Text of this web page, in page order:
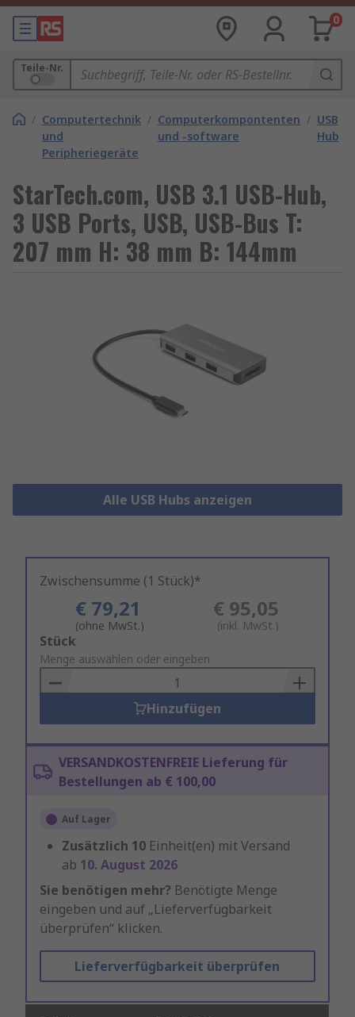
0
Teile-Nr.
/ Computertechnik
und
Peripheriegeräte
/ Computerkompontenten
und -software
/ USB
Hubs
StarTech.com, USB 3.1 USB-Hub,
3 USB Ports, USB, USB-Bus T:
207 mm H: 38 mm B: 144mm
Alle USB Hubs anzeigen
Zwischensumme (1 Stück)*
€ 79,21
(ohne MwSt.)
€ 95,05
(inkl. MwSt.)
Add
to
Basket
Stück
Menge auswählen oder eingeben
Hinzufügen
VERSANDKOSTENFREIE Lieferung für
Bestellungen ab € 100,00
Auf Lager
Zusätzlich 10 Einheit(en) mit Versand
ab 10. August 2026
Sie benötigen mehr? Benötigte Menge
eingeben und auf „Lieferverfügbarkeit
überprüfen“ klicken.
Lieferverfügbarkeit überprüfen